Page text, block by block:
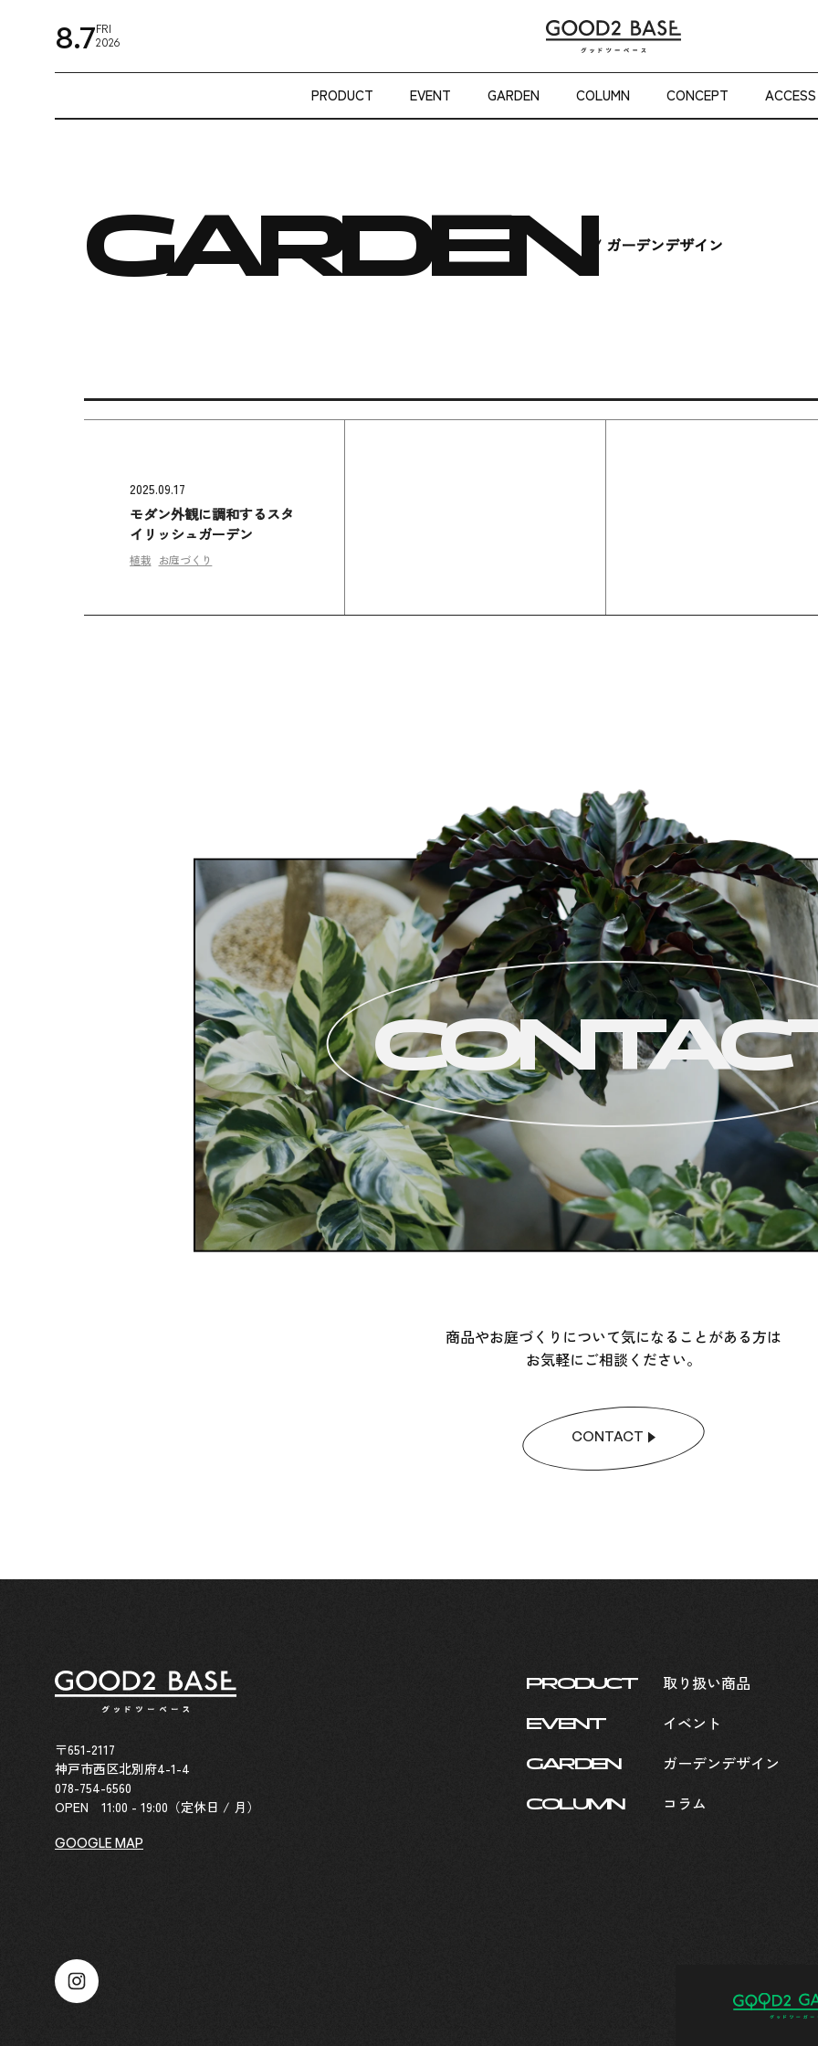
本文までスキップする
8.7FRI
2026
PRODUCT EVENT GARDEN COLUMN CONCEPT ACCESS
GARDEN ガーデンデザイン
2025.09.17
モダン外観に調和するスタ
イリッシュガーデン
植栽 お庭づくり
商品やお庭づくりについて気になることがある方は
お気軽にご相談ください。
CONTACT
〒651-2117
神戸市西区北別府4-1-4
078-754-6560
OPEN 11:00 - 19:00（定休日 / 月）
GOOGLE MAP
PRODUCT 取り扱い商品
EVENT イベント
GARDEN ガーデンデザイン
COLUMN コラム